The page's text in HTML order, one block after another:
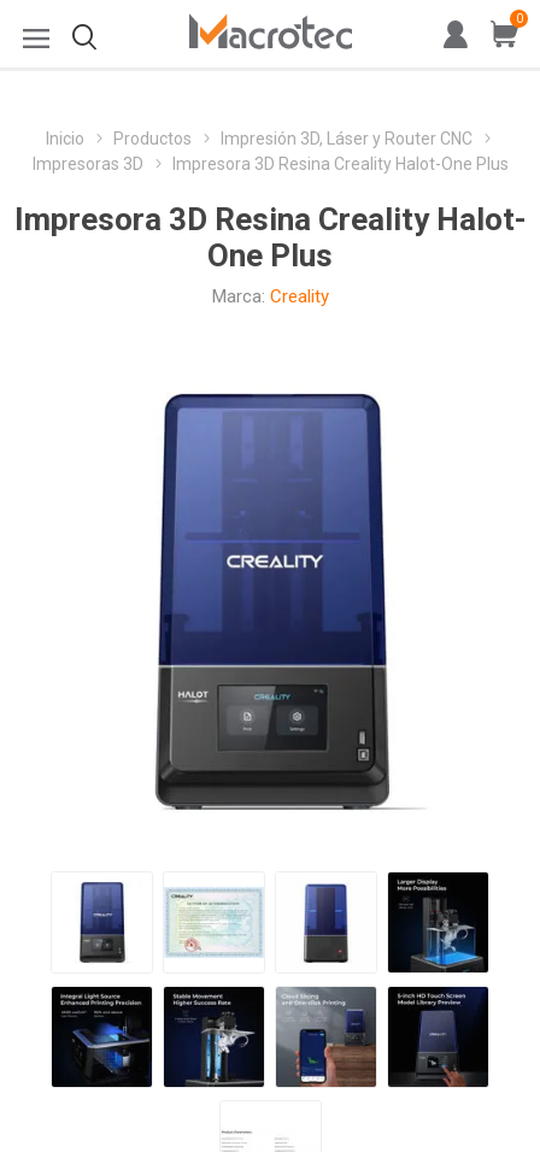
0
Inicio Productos
Impresión 3D, Láser y Router CNC
Impresoras 3D
Impresora 3D Resina Creality Halot-One Plus
Impresora 3D Resina Creality Halot-
One Plus
Marca: Creality